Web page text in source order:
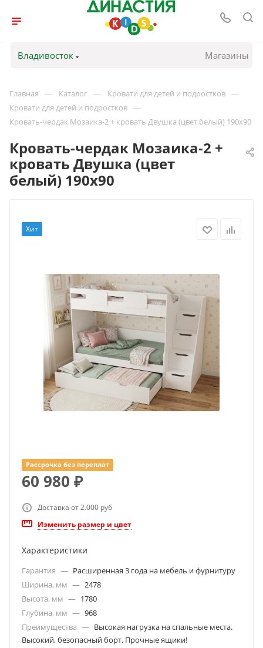
Владивосток Магазины
Главная — Каталог — Кровати для детей и подростков —
Кровати для детей и подростков —
Кровать-чердак Мозаика-2 + кровать Двушка (цвет белый) 190х90
Кровать-чердак Мозаика-2 +
кровать Двушка (цвет
белый) 190х90
Хит
Рассрочка без переплат
60 980 ₽
Доставка от 2.000 руб
Изменить размер и цвет
Характеристики
Гарантия — Расширенная 3 года на мебель и фурнитуру
Ширина, мм — 2478
Высота, мм — 1780
Глубина, мм — 968
Преимущества — Высокая нагрузка на спальные места.
Высокий, безопасный борт. Прочные ящики!